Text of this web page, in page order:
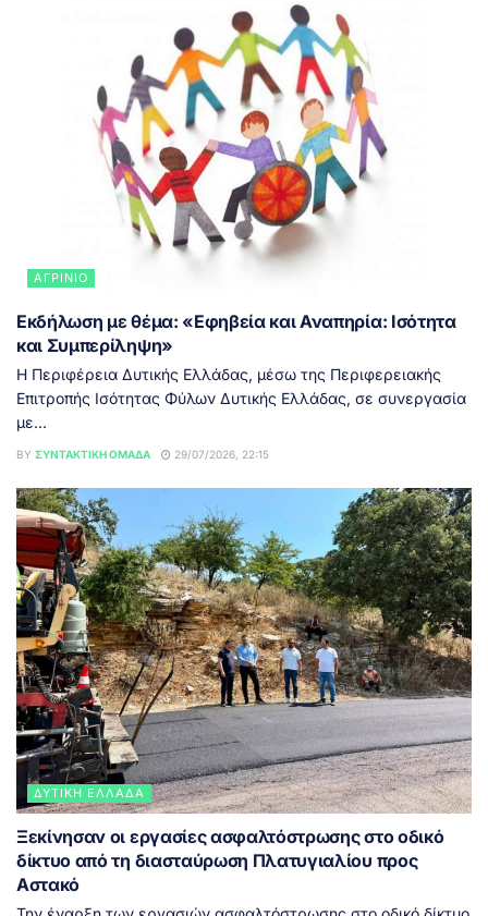
ΑΓΡΊΝΙΟ
Εκδήλωση με θέμα: «Εφηβεία και Αναπηρία: Ισότητα
και Συμπερίληψη»
Η Περιφέρεια Δυτικής Ελλάδας, μέσω της Περιφερειακής
Επιτροπής Ισότητας Φύλων Δυτικής Ελλάδας, σε συνεργασία
με...
BY ΣΥΝΤΑΚΤΙΚΉ ΟΜΆΔΑ 29/07/2026, 22:15
ΔΥΤΙΚΉ ΕΛΛΆΔΑ
Ξεκίνησαν οι εργασίες ασφαλτόστρωσης στο οδικό
δίκτυο από τη διασταύρωση Πλατυγιαλίου προς
Αστακό